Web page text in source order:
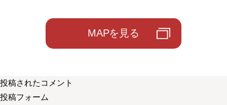
MAPを見る
投稿されたコメント
投稿フォーム